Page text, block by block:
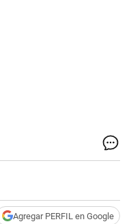
Agregar PERFIL en Google